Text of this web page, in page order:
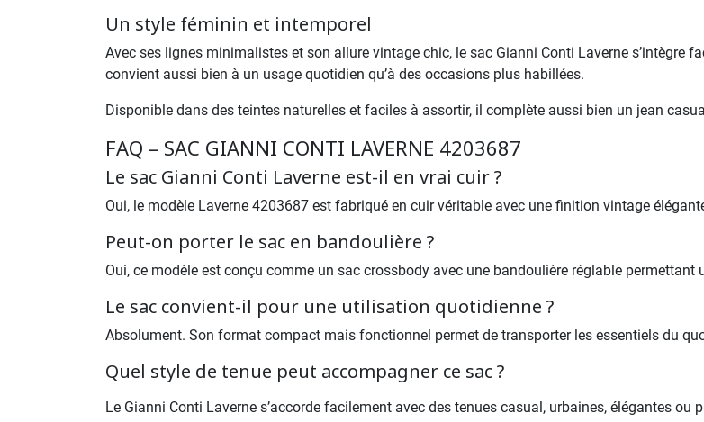
Un style féminin et intemporel
Avec ses lignes minimalistes et son allure vintage chic, le sac Gianni Conti Laverne s’intègre
convient aussi bien à un usage quotidien qu’à des occasions plus habillées.
Disponible dans des teintes naturelles et faciles à assortir, il complète aussi bien un jean
FAQ – SAC GIANNI CONTI LAVERNE 4203687
Le sac Gianni Conti Laverne est-il en vrai cuir ?
Oui, le modèle Laverne 4203687 est fabriqué en cuir véritable avec une finition vintage
Peut-on porter le sac en bandoulière ?
Oui, ce modèle est conçu comme un sac crossbody avec une bandoulière réglable permettant
Le sac convient-il pour une utilisation quotidienne ?
Absolument. Son format compact mais fonctionnel permet de transporter les essentiels du
Quel style de tenue peut accompagner ce sac ?
Le Gianni Conti Laverne s’accorde facilement avec des tenues casual, urbaines, élégantes